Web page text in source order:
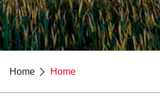
Home Home